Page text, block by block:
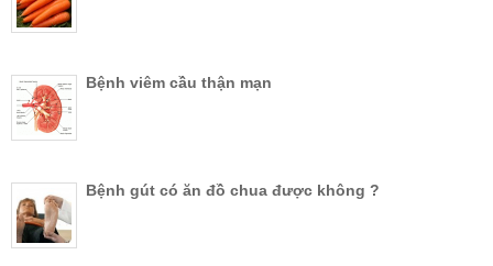
Bệnh viêm cầu thận mạn
Bệnh gút có ăn đồ chua được không ?